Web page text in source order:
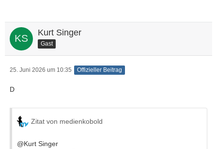
Kurt Singer
Gast
25. Juni 2026 um 10:35 Offizieller Beitrag
D
Zitat von medienkobold
@Kurt Singer